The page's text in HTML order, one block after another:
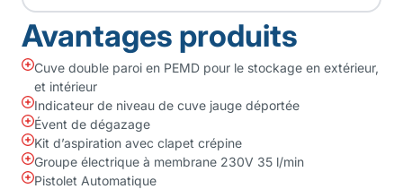
Avantages produits
Cuve double paroi en PEMD pour le stockage en extérieur,
et intérieur
Indicateur de niveau de cuve jauge déportée
Évent de dégazage
Kit d’aspiration avec clapet crépine
Groupe électrique à membrane 230V 35 l/min
Pistolet Automatique